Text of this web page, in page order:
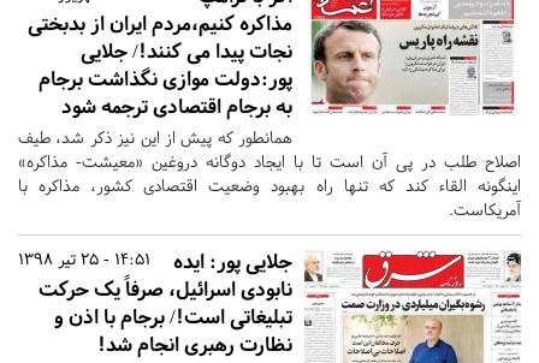
مذاکره کنیم،مردم ایران از بدبختی
نجات پیدا می کنند!/ جلایی
پور:دولت موازی نگذاشت برجام
به برجام اقتصادی ترجمه شود
همانطور که پیش از این نیز ذکر شد، طیف
اصلاح طلب در پی آن است تا با ایجاد دوگانه دروغین «معیشت- مذاکره»
اینگونه القاء کند که تنها راه بهبود وضعیت اقتصادی کشور، مذاکره با
آمریکاست.
14:51 - 25 تیر 1398
جلایی پور: ایده
نابودی اسرائیل، صرفاً یک حرکت
تبلیغاتی است!/ برجام با اذن و
نظارت رهبری انجام شد!